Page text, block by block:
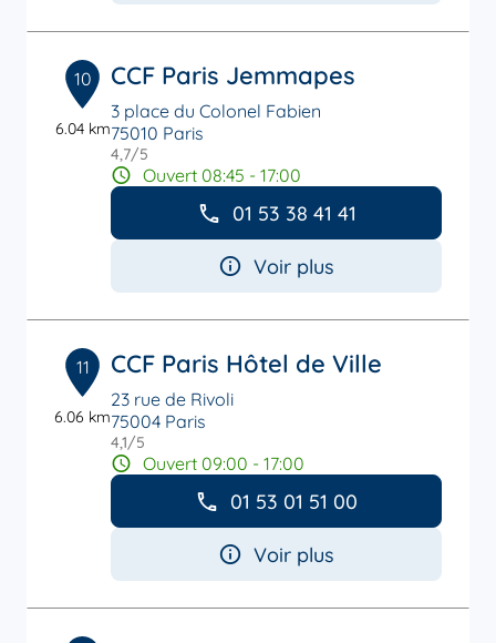
10
6.04 km
CCF Paris Jemmapes
3 place du Colonel Fabien
75010 Paris
4,7/5
Ouvert 08:45 - 17:00
01 53 38 41 41
Voir plus
11
6.06 km
CCF Paris Hôtel de Ville
23 rue de Rivoli
75004 Paris
4,1/5
Ouvert 09:00 - 17:00
01 53 01 51 00
Voir plus